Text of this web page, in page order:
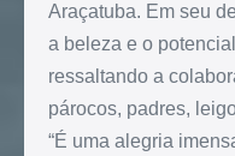
Araçatuba. Em seu
a beleza e o
ressaltando a
párocos, padres,
“É uma alegria